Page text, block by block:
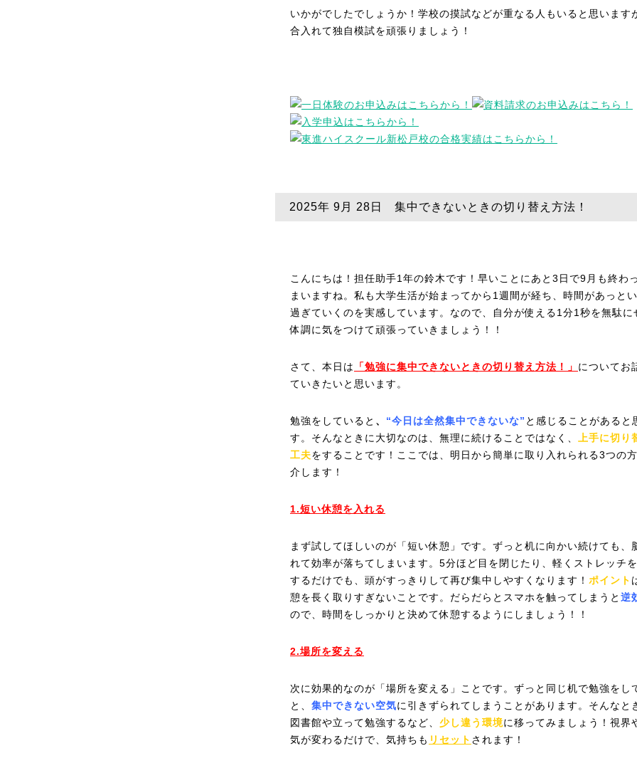
いかがでしたでしょうか！学校の摸試などが重なる人もいると思います
合入れて独自模試を頑張りましょう！
2025年 9月 28日 集中できないときの切り替え方法！
こんにちは！担任助手1年の鈴木です！早いことにあと3日で9月も終わ
まいますね。私も大学生活が始まってから1週間が経ち、時間があっと
過ぎていくのを実感しています。なので、自分が使える1分1秒を無駄に
体調に気をつけて頑張っていきましょう！！
さて、本日は 「勉強に集中できないときの切り替え方法！」 についてお
ていきたいと思います。
勉強をしていると 、 “今日は全然集中できないな” と感じることがあると
す。そんなときに大切なのは、 無理に続けること ではなく、
上手に切り
工夫をすることです！ここでは、明日から簡単に取り入れられる3つの
介します！
1.短い休憩を入れる
まず試してほしいのが「短い休憩」です。ずっと机に向かい続けても、
れて効率が落ちてしまいます。5分ほど目を閉じたり、軽くストレッチ
するだけでも、頭がすっきりして再び集中しやすくなります！ ポイント
憩を長く取りすぎないことです。だらだらとスマホを触ってしまうと 逆
ので、時間をしっかりと決めて休憩するようにしましょう！！
2.場所を変える
次に効果的なのが「場所を変える」ことです。ずっと同じ机で勉強をし
と、 集中できない空気に引きずられてしまうことがあります。そんなと
図書館や立って勉強するなど、 少し違う環境に移ってみましょう！視界
気が変わるだけで、気持ちも リセット されます！